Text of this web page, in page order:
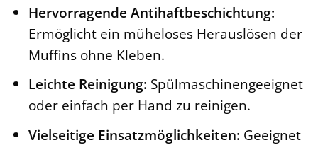
Hervorragende Antihaftbeschichtung:
Ermöglicht ein müheloses Herauslösen der
Muffins ohne Kleben.
Leichte Reinigung: Spülmaschinengeeignet
oder einfach per Hand zu reinigen.
Vielseitige Einsatzmöglichkeiten: Geeignet